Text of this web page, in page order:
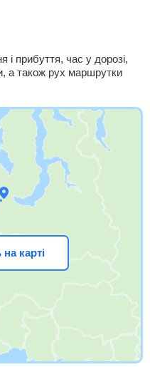
і прибуття, час у дорозі,
а також рух маршрутки
карті